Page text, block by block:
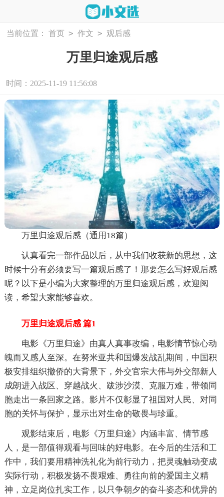
当前位置： 首页 > 作文 > 观后感
万里归途观后感
时间：2025-11-19 11:56:08
万里归途观后感（通用18篇）
认真看完一部作品以后，从中我们收获新的思想，这
时候十分有必须要写一篇观后感了！那要怎么写好观后感
呢？以下是小编为大家整理的万里归途观后感，欢迎阅
读，希望大家能够喜欢。
万里归途观后感 篇1
电影《万里归途》由真人真事改编，电影情节惊心动
魄而又感人至深。在努米亚共和国爆发战乱期间，中国积
极安排组织撤侨的大背景下，外交官宗大伟与外交部新人
成朗进入战区、穿越战火、跋涉沙漠、克服万难，带领同
胞走出一条回家之路。影片不仅彰显了祖国对人民、对同
胞的关怀与保护，显示出对生命的敬畏与珍重。
观影结束后，电影《万里归途》内涵丰富、情节感
人，是一部值得观看与回味的好电影。在今后的生活和工
作中，我们要用精神洗礼化为前行动力，把灵魂触动变成
实际行动，积极发扬不畏艰难、勇往向前的爱国主义精
神，立足岗位扎实工作，以只争朝夕的奋斗姿态和优异的